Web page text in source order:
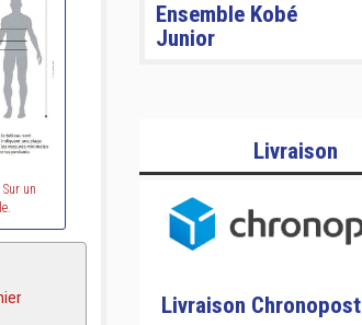
un
Ensemble Kobé
Junior
Livraison
Livraison Chronopost